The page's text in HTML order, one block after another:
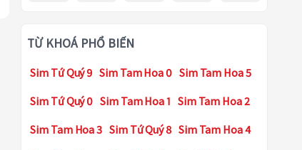
TỪ KHOÁ PHỔ BIẾN
Sim Tứ Quý 9 Sim Tam Hoa 0 Sim Tam Hoa 5
Sim Tứ Quý 0 Sim Tam Hoa 1 Sim Tam Hoa 2
Sim Tam Hoa 3 Sim Tứ Quý 8 Sim Tam Hoa 4